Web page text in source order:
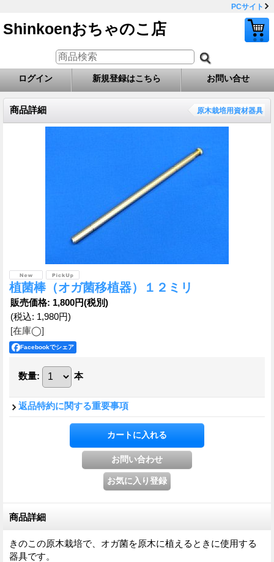
PCサイト
Shinkoenおちゃのこ店
ログイン 新規登録はこちら お問い合せ
商品詳細 原木栽培用資材器具
植菌棒（オガ菌移植器）１２ミリ
販売価格: 1,800円(税別)
(税込: 1,980円)
[在庫◯]
Facebookでシェア
数量: 本
返品特約に関する重要事項
商品詳細
きのこの原木栽培で、オガ菌を原木に植えるときに使用する
器具です。